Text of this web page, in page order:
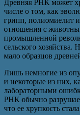
Древняя РНК может
числе о том, как
грипп, полиомиелит
отношения с
промышленной
сельского
мало образцов
Лишь немногие из
и некоторые из них,
лабораторными
РНК обычно
что ее хрупкость